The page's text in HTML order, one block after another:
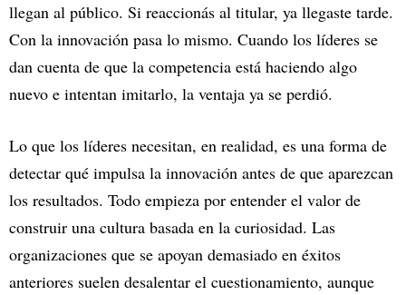
llegan al público. Si reaccionás al titular, ya llegaste tarde.
Con la innovación pasa lo mismo. Cuando los líderes se
dan cuenta de que la competencia está haciendo algo
nuevo e intentan imitarlo, la ventaja ya se perdió.
Lo que los líderes necesitan, en realidad, es una forma de
detectar qué impulsa la innovación antes de que aparezcan
los resultados. Todo empieza por entender el valor de
construir una cultura basada en la curiosidad. Las
organizaciones que se apoyan demasiado en éxitos
anteriores suelen desalentar el cuestionamiento, aunque